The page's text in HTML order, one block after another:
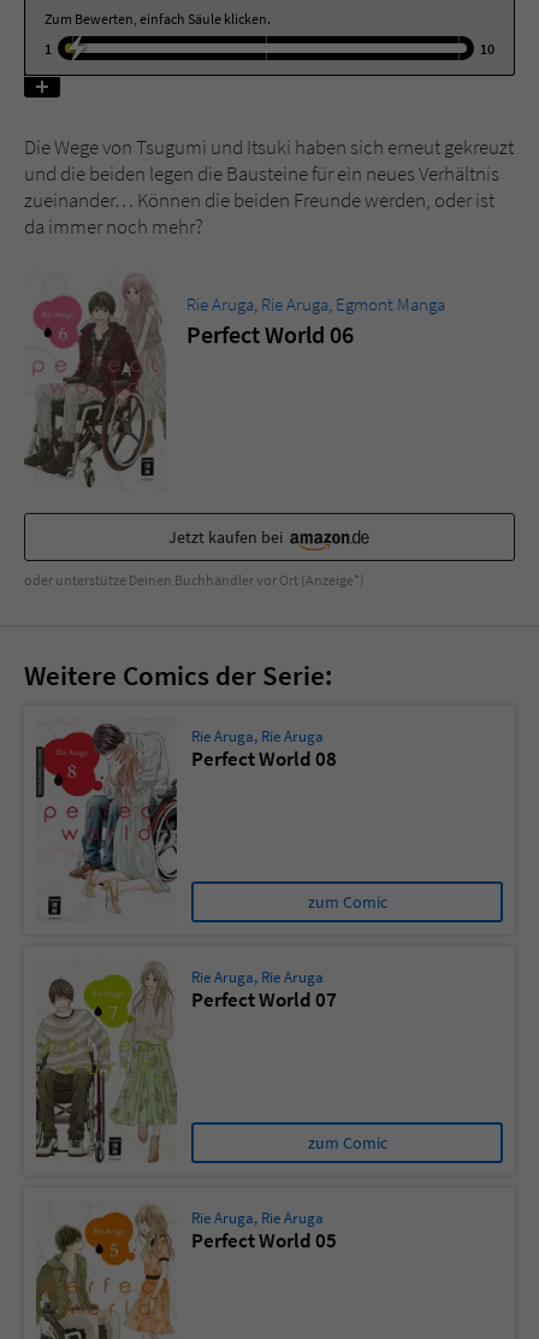
Zum Bewerten, einfach Säule klicken.
1
10
Die Wege von Tsugumi und Itsuki haben sich erneut gekreuzt
und die beiden legen die Bausteine für ein neues Verhältnis
zueinander… Können die beiden Freunde werden, oder ist
da immer noch mehr?
Rie Aruga, Rie Aruga, Egmont Manga
Perfect World 06
Jetzt kaufen bei
oder unterstütze Deinen Buchhändler vor Ort (Anzeige*)
Weitere Comics der Serie:
Rie Aruga, Rie Aruga
Perfect World 08
zum Comic
Rie Aruga, Rie Aruga
Perfect World 07
zum Comic
Rie Aruga, Rie Aruga
Perfect World 05
Name tx_pwcomments_ahash
Laufzeit 1 Jahr
Zweck Cookie für Kommentare einzelner Buchtitel
Name fe_typo_user
Anbieter
Laufzeit
Zweck
Benutzer. Es wird benötigt um z. B. den
Sicherheitscode des Kontaktformulars zu
überprüfen.